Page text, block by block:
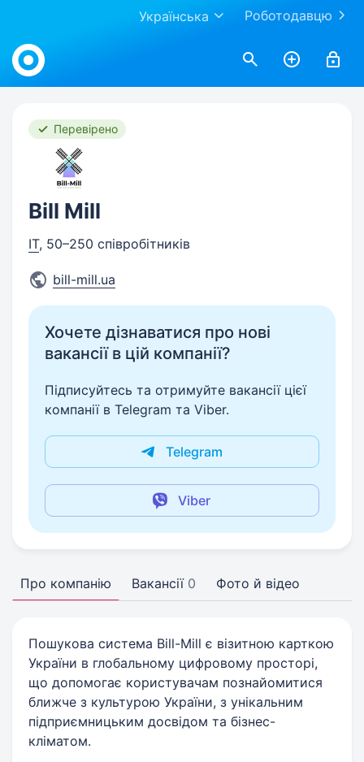
Роботодавцю
Українська
Work.ua
Перевірено
Bill Mill
IT, 50–250 співробітників
bill-mill.ua
Хочете дізнаватися про нові
вакансії в цій компанії?
Підписуйтесь та отримуйте вакансії цієї
компанії в Telegram та Viber.
Telegram
Viber
Про компанію Вакансії 0 Фото й відео
Пошукова система Bill-Mill є візитною карткою
України в глобальному цифровому просторі,
що допомогає користувачам познайомитися
ближче з культурою України, з унікальним
підприємницьким досвідом та бізнес-
кліматом.